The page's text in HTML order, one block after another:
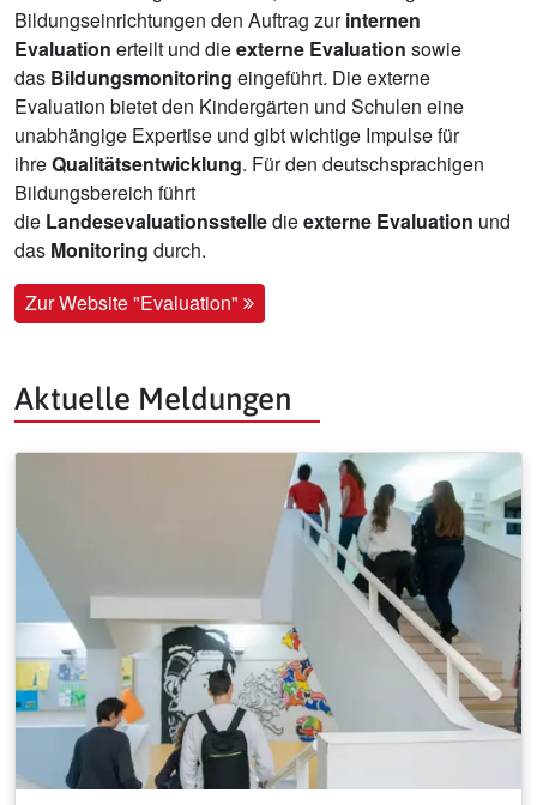
Bildungseinrichtungen den Auftrag zurinternen
Evaluation erteilt und dieexterne Evaluation sowie
das Bildungsmonitoring eingeführt. Die externe
Evaluation bietet den Kindergärten und Schulen eine
unabhängige Expertise und gibt wichtige Impulse für
ihreQualitätsentwicklung. Für den deutschsprachigen
Bildungsbereich führt
die Landesevaluationsstelledieexterne Evaluation und
das Monitoring durch.
Zur Website "Evaluation"
Aktuelle Meldungen